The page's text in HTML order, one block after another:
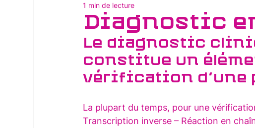
Diagnostic
1 min de lecture
Le diagnostic
constitue un
vérification d’une
La plupart du temps, pour une
Transcription inverse – Réaction en